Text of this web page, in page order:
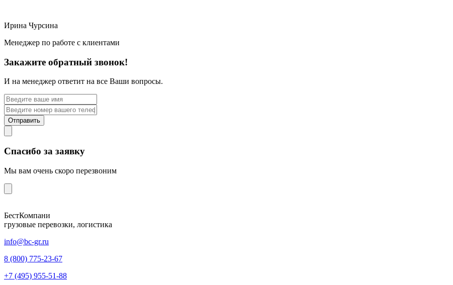
Ирина Чурсина
Менеджер по работе с клиентами
Закажите обратный звонок!
И на менеджер ответит на все Ваши вопросы.
Отправить
Спасибо за заявку
Мы вам очень скоро перезвоним
БестКомпани
грузовые перевозки, логистика
info@bc-gr.ru
8 (800) 775-23-67
+7 (495) 955-51-88